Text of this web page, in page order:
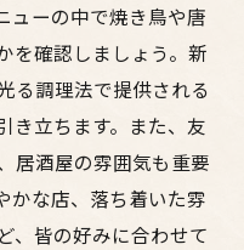
ューの中で焼き鳥や唐
を確認しましょう。新
る調理法で提供される
き立ちます。また、友
居酒屋の雰囲気も重要
かな店、落ち着いた雰
、皆の好みに合わせて